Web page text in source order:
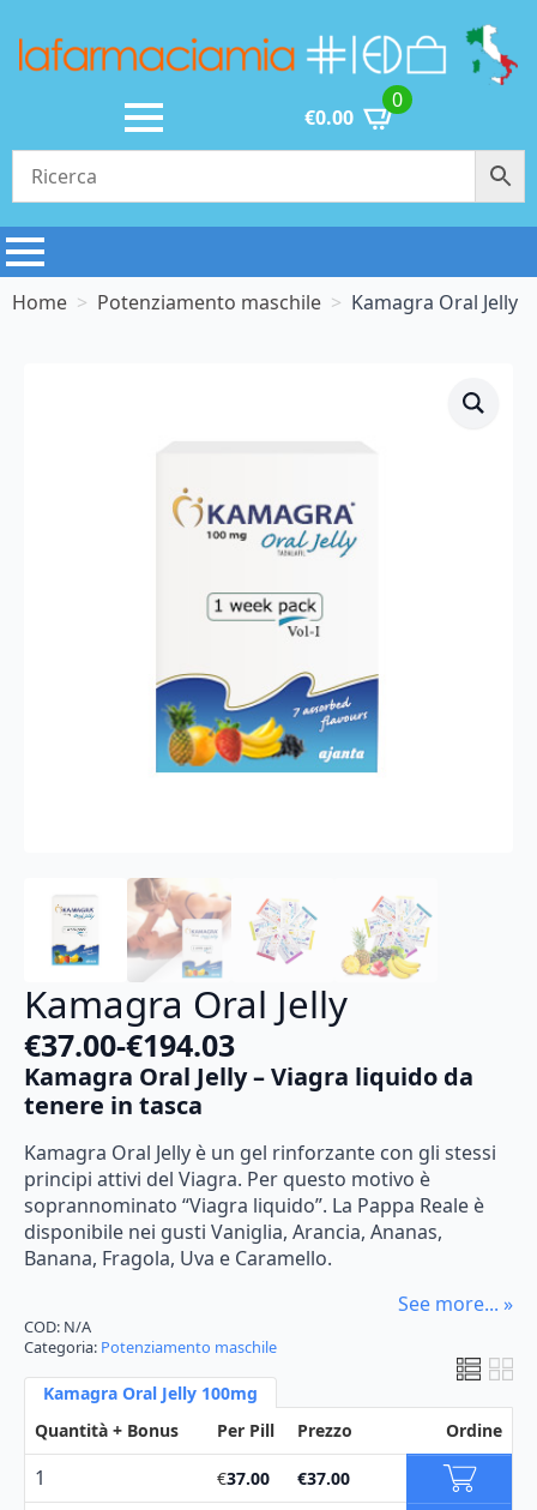
€0.00
0
Home Potenziamento maschile Kamagra Oral Jelly
Kamagra Oral Jelly
€37.00-€194.03
Fascia
di
da
€37.00
a
€194.03
Kamagra Oral Jelly – Viagra liquido da
tenere in tasca
Kamagra Oral Jelly è un gel rinforzante con gli stessi
principi attivi del Viagra. Per questo motivo è
soprannominato “Viagra liquido”. La Pappa Reale è
disponibile nei gusti Vaniglia, Arancia, Ananas,
Banana, Fragola, Uva e Caramello.
See more... »
COD: N/A
Categoria: Potenziamento maschile
Kamagra Oral Jelly 100mg
Quantità + Bonus
Per Pill Prezzo Ordine
1 €37.00 €37.00